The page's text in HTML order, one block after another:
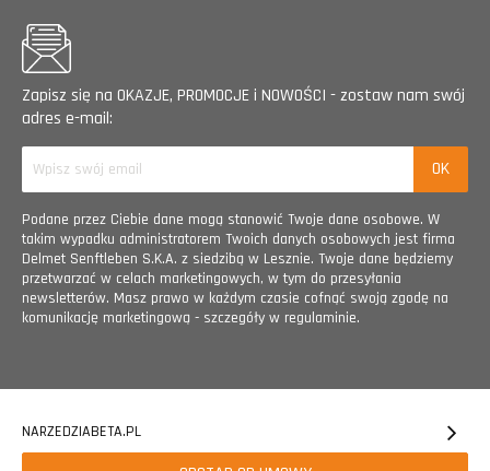
Zapisz się na OKAZJE, PROMOCJE i NOWOŚCI - zostaw nam swój
adres e-mail:
Podane przez Ciebie dane mogą stanowić Twoje dane osobowe. W
takim wypadku administratorem Twoich danych osobowych jest firma
Delmet Senftleben S.K.A. z siedzibą w Lesznie. Twoje dane będziemy
przetwarzać w celach marketingowych, w tym do przesyłania
newsletterów. Masz prawo w każdym czasie cofnąć swoją zgodę na
komunikację marketingową - szczegóły w regulaminie.
NARZEDZIABETA.PL